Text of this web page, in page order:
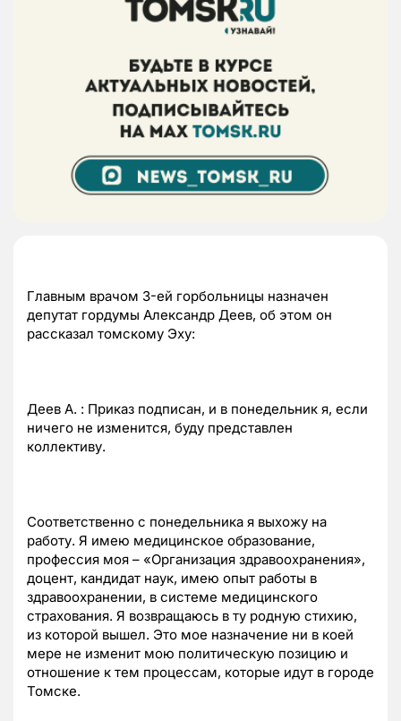
Главным врачом 3-ей горбольницы назначен
депутат гордумы Александр Деев, об этом он
рассказал томскому Эху:
Деев А. : Приказ подписан, и в понедельник я, если
ничего не изменится, буду представлен
коллективу.
Соответственно с понедельника я выхожу на
работу. Я имею медицинское образование,
профессия моя – «Организация здравоохранения»,
доцент, кандидат наук, имею опыт работы в
здравоохранении, в системе медицинского
страхования. Я возвращаюсь в ту родную стихию,
из которой вышел. Это мое назначение ни в коей
мере не изменит мою политическую позицию и
отношение к тем процессам, которые идут в городе
Томске.